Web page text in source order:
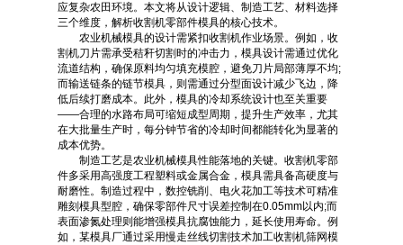
应复杂农田环境。本文将从设计逻辑、制造工艺、材料选择
三个维度，解析收割机零部件模具的核心技术。
农业机械模具的设计需紧扣收割机作业场景。例如，收
割机刀片需承受秸秆切割时的冲击力，模具设计需通过优化
流道结构，确保原料均匀填充模腔，避免刀片局部薄厚不均;
而输送链条的链节模具，则需通过分型面设计减少飞边，降
低后续打磨成本。此外，模具的冷却系统设计也至关重要
——合理的水路布局可缩短成型周期，提升生产效率，尤其
在大批量生产时，每分钟节省的冷却时间都能转化为显著的
成本优势。
制造工艺是农业机械模具性能落地的关键。收割机零部
件多采用高强度工程塑料或金属合金，模具需具备高硬度与
耐磨性。制造过程中，数控铣削、电火花加工等技术可精准
雕刻模具型腔，确保零部件尺寸误差控制在0.05mm以内;而
表面渗氮处理则能增强模具抗腐蚀能力，延长使用寿命。例
如，某模具厂通过采用慢走丝线切割技术加工收割机筛网模